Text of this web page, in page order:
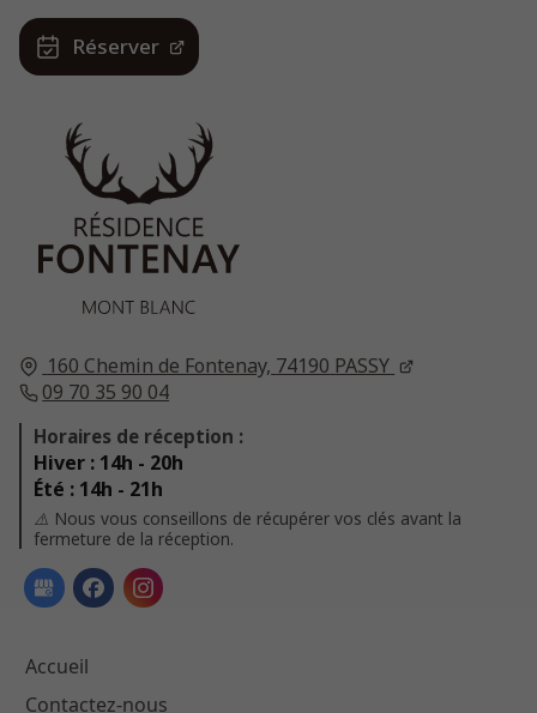
160 Chemin de Fontenay, 74190 PASSY
09 70 35 90 04
Horaires de réception :
Hiver : 14h - 20h
Été : 14h - 21h
⚠️ Nous vous conseillons de récupérer vos clés avant la
fermeture de la réception.
Accueil
Contactez-nous
Réserver